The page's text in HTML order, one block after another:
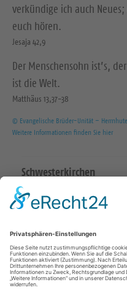
verkündige ich auch Neues;
euch hören.
Jesaja 42,9
Der Menschensohn ist’s,
ist die Welt.
Matthäus 13,37-38
© Evangelische Brüder-Unität –
Weitere Informationen finden Sie hier
Schwesterkirchen
Ev.-Luth.
Ev.-Luth.
Ev.-Luth. Kirchgemeinde
Ev.-Luth.
Katholisch in Riesa